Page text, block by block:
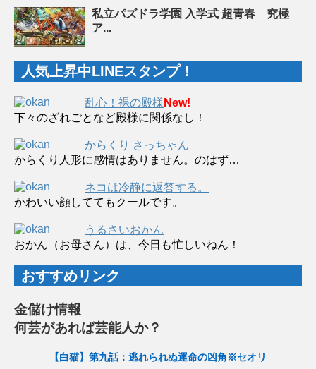
私立パズドラ学園 入学式 超青春 究極
ア...
人気上昇中LINEスタンプ！
乱心！裸の殿様 New!
下々のざれごとなど殿様に関係なし！
からくり さっちゃん
からくり人形に感情はありません。のはず…
ネコは冷静に返答する。
かわいい顔しててもクールです。
うるさいおかん
おかん（お母さん）は、今日も忙しいねん！
おすすめリンク
金儲け情報
何芸があれば芸能人か？
【白猫】第九話：逃れられぬ運命の凶角※セオリ